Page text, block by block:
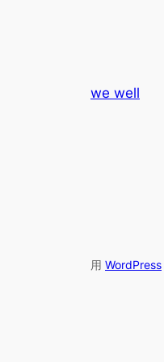
we well
用 WordPress